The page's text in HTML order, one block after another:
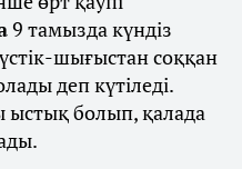
9 тамызда күндіз
шығыстан соққан
деп күтіледі.
ыстық болып, қалада